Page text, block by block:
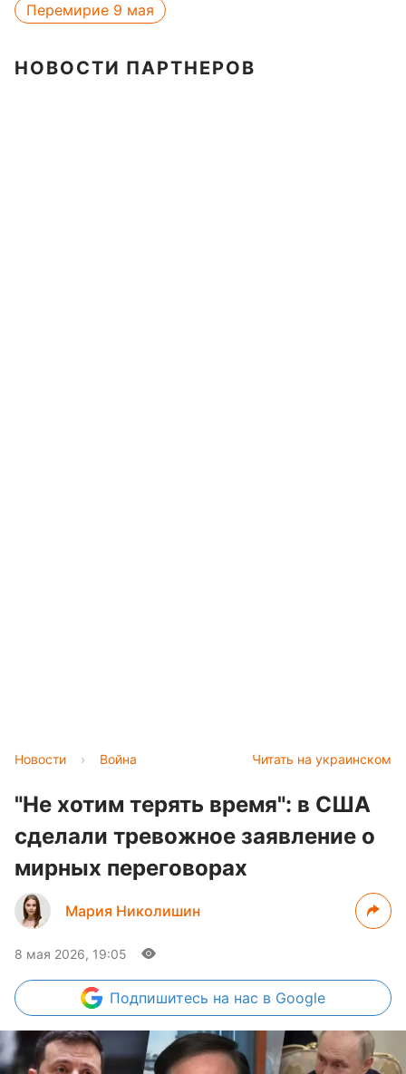
Перемирие 9 мая
НОВОСТИ ПАРТНЕРОВ
Читать на украинском
Новости › Война
"Не хотим терять время": в США
сделали тревожное заявление о
мирных переговорах
Мария Николишин
8 мая 2026, 19:05
Подпишитесь на нас в Google